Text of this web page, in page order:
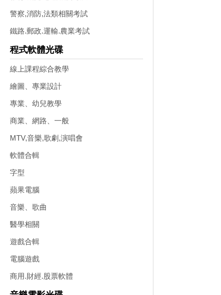
警察,消防,法類相關考試
鐵路.郵政.運輸.農業考試
程式軟體光碟
線上課程綜合教學
繪圖、專業設計
專業、幼兒教學
商業、網路、一般
MTV,音樂,歌劇,演唱會
軟體合輯
字型
蘋果電腦
音樂、歌曲
醫學相關
遊戲合輯
電腦遊戲
商用.財經.股票軟體